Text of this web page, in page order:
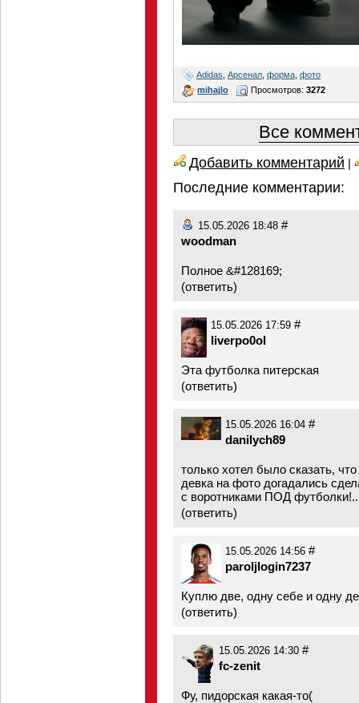
Adidas Арсенал форма фото
mihajlo
Просмотров: 3272
Все
Добавить комментарий |
Последние комментарии:
15.05.2026 18:48 #
woodman
Полное &#128169;
(ответить)
15.05.2026 17:59 #
liverpo0ol
Эта футболка питерская
(ответить)
15.05.2026 16:04 #
danilych89
только хотел было сказать,
девка на фото догадались
с воротниками ПОД футболки!..
(ответить)
15.05.2026 14:56 #
paroljlogin7237
Куплю две, одну себе и одну
(ответить)
15.05.2026 14:30 #
fc-zenit
Фу, пидopcкая какая-то(